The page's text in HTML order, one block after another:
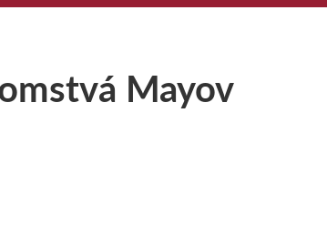
Mayov